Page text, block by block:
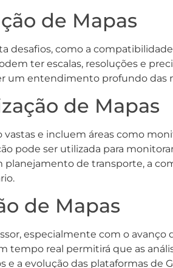
de Mapas
desafios, como a
ter escalas, resoluções e
um entendimento profundo das
de Mapas
vastas e incluem áreas como
pode ser utilizada para
de transporte, a
de Mapas
especialmente com o
tempo real permitirá que as
a evolução das plataformas de